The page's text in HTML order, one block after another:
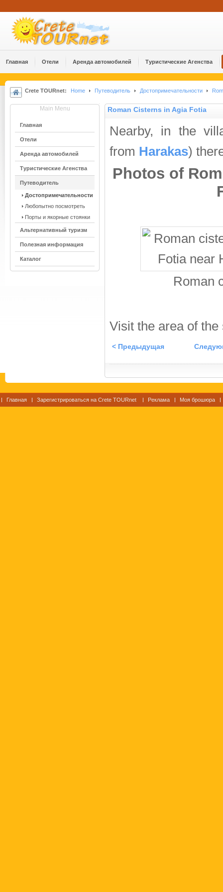
Главная Отели Аренда автомобилей Туристические Агенства
Crete TOURnet: Home Путеводитель Достопримечательности
Main Menu
Главная
Отели
Аренда автомобилей
Туристические Агенства
Путеводитель
Достопримечательности
Любопытно посмотреть
Порты и якорные стоянки
Альтернативный туризм
Полезная информация
Каталог
Roman Cisterns in Agia Fotia
Nearby, in the
from Harakas)
Photos of
Roman
Visit the area of
< Предыдущая
Главная Зарегистрироваться на Crete TOURnet Реклама Моя брошюра